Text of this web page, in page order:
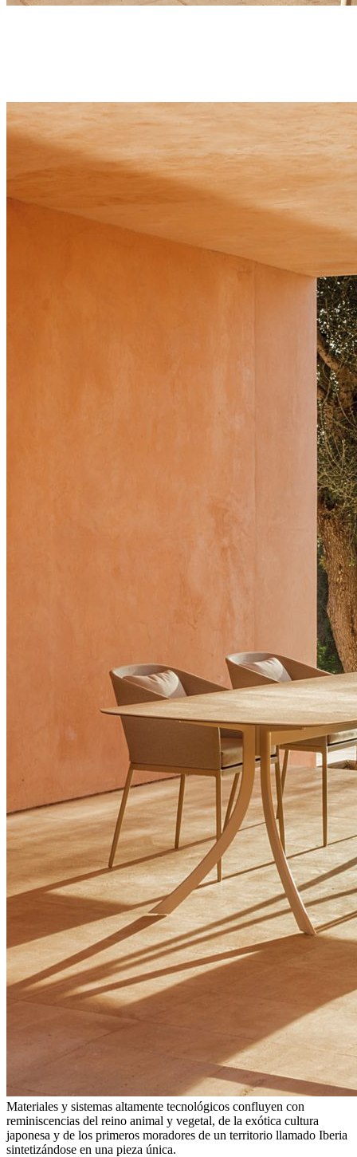
Materiales y sistemas altamente tecnológicos confluyen con
reminiscencias del reino animal y vegetal, de la exótica cultura
japonesa y de los primeros moradores de un territorio llamado Iberia
sintetizándose en una pieza única.